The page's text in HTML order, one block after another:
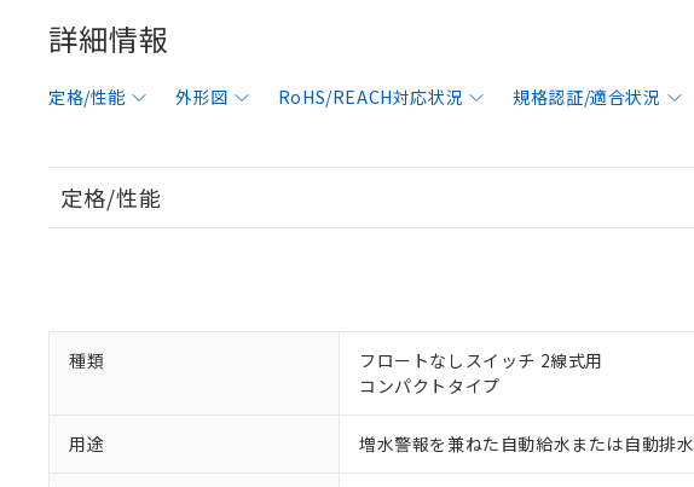
詳細情報
定格/性能 外形図 RoHS/REACH対応状況 規格認証/適合状況
定格/性能
種類
フロートなしスイッチ 2線式用
コンパクトタイプ
用途 増水警報を兼ねた自動給水または自動排水